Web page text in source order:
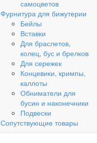
самоцветов
Фурнитура для бижутерии
Бейлы
Вставки
Для браслетов,
колец, бус и брелков
Для сережек
Концевики, кримпы,
каллоты
Обниматели для
бусин и наконечники
Подвески
Сопутствующие товары